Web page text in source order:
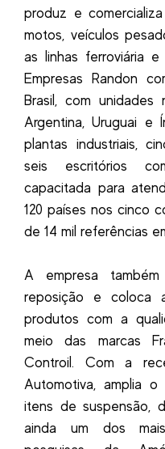
produz e
motos, veículos
as linhas ferroviária
Empresas Randon
Brasil, com unidades
Argentina, Uruguai e
plantas industriais,
seis escritórios
capacitada para
120 países nos cinco
de 14 mil referências
A empresa
reposição e coloca
produtos com a
meio das marcas
Controil. Com a
Automotiva, amplia
itens de suspensão,
ainda um dos